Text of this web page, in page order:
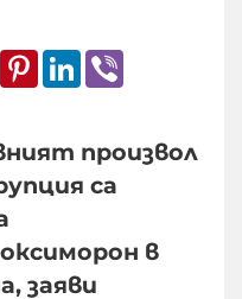
WhatsApp
Pinterest
LinkedIn
произвол
са
в
заяви